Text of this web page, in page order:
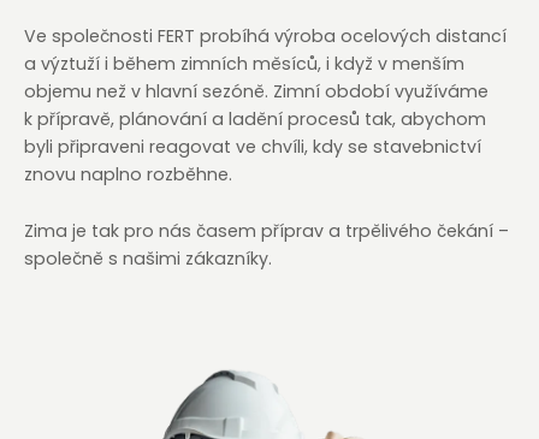
Ve společnosti FERT probíhá výroba ocelových distancí
a výztuží i během zimních měsíců, i když v menším
objemu než v hlavní sezóně. Zimní období využíváme
k přípravě, plánování a ladění procesů tak, abychom
byli připraveni reagovat ve chvíli, kdy se stavebnictví
znovu naplno rozběhne.
Zima je tak pro nás časem příprav a trpělivého čekání –
společně s našimi zákazníky.